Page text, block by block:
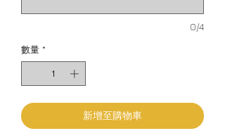
0/4
數量 *
新增至購物車